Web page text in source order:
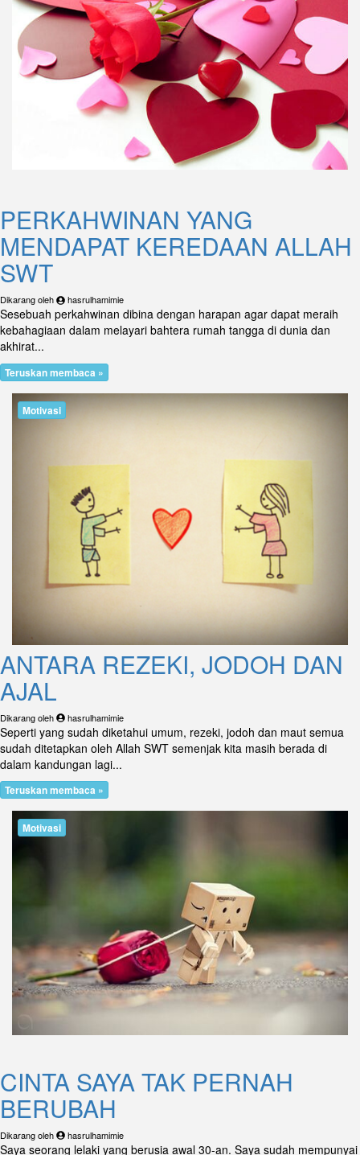
PERKAHWINAN YANG
MENDAPAT KEREDAAN ALLAH
SWT
Dikarang oleh hasrulhamimie
Sesebuah perkahwinan dibina dengan harapan agar dapat meraih
kebahagiaan dalam melayari bahtera rumah tangga di dunia dan
akhirat...
Teruskan membaca »
Motivasi
ANTARA REZEKI, JODOH DAN
AJAL
Dikarang oleh hasrulhamimie
Seperti yang sudah diketahui umum, rezeki, jodoh dan maut semua
sudah ditetapkan oleh Allah SWT semenjak kita masih berada di
dalam kandungan lagi...
Teruskan membaca »
Motivasi
CINTA SAYA TAK PERNAH
BERUBAH
Dikarang oleh hasrulhamimie
Saya seorang lelaki yang berusia awal 30-an. Saya sudah mempunyai